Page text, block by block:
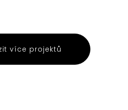
více projektů